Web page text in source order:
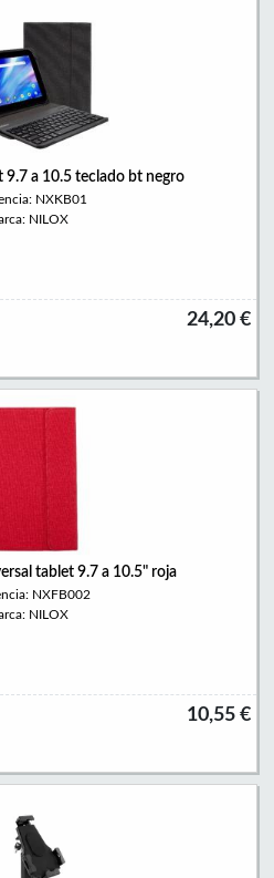
9.7 a 10.5 teclado bt negro
NXKB01
NILOX
24,20 €
tablet 9.7 a 10.5" roja
NXFB002
NILOX
10,55 €